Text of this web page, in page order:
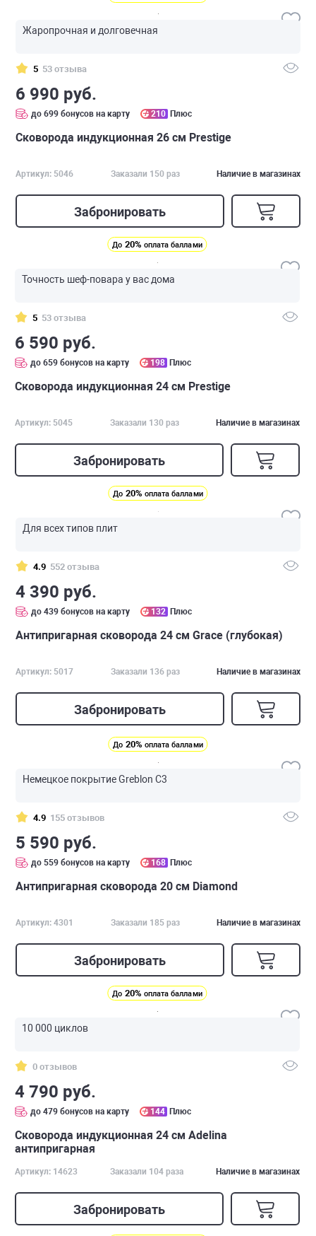
Жаропрочная и долговечная
5 53 отзыва
6 990 руб.
до 699 бонусов на карту 210 Плюс
Сковорода индукционная 26 см Prestige
Артикул: 5046 Заказали 150 раз Наличие в магазинах
Забронировать
До 20% оплата баллами
Точность шеф-повара у вас дома
5 53 отзыва
6 590 руб.
до 659 бонусов на карту 198 Плюс
Сковорода индукционная 24 см Prestige
Артикул: 5045 Заказали 130 раз Наличие в магазинах
Забронировать
До 20% оплата баллами
Для всех типов плит
4.9 552 отзыва
4 390 руб.
до 439 бонусов на карту 132 Плюс
Антипригарная сковорода 24 см Grace (глубокая)
Артикул: 5017 Заказали 136 раз Наличие в магазинах
Забронировать
До 20% оплата баллами
Немецкое покрытие Greblon C3
4.9 155 отзывов
5 590 руб.
до 559 бонусов на карту 168 Плюс
Антипригарная сковорода 20 см Diamond
Артикул: 4301 Заказали 185 раз Наличие в магазинах
Забронировать
До 20% оплата баллами
10 000 циклов
0 отзывов
4 790 руб.
до 479 бонусов на карту 144 Плюс
Сковорода индукционная 24 см Adelina
антипригарная
Артикул: 14623 Заказали 104 раза Наличие в магазинах
Забронировать